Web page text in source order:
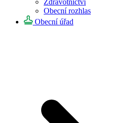
Zdravotnictví
Obecní rozhlas
Obecní úřad